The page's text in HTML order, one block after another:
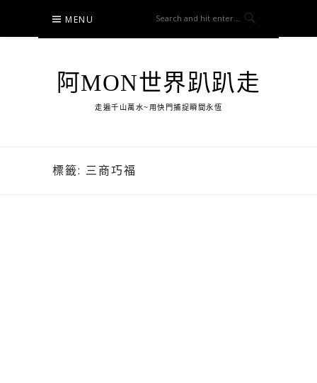
content
MENU
阿MON世界趴趴走
走遍千山萬水~用快門捕捉瞬間永恆
標籤: 三商巧福